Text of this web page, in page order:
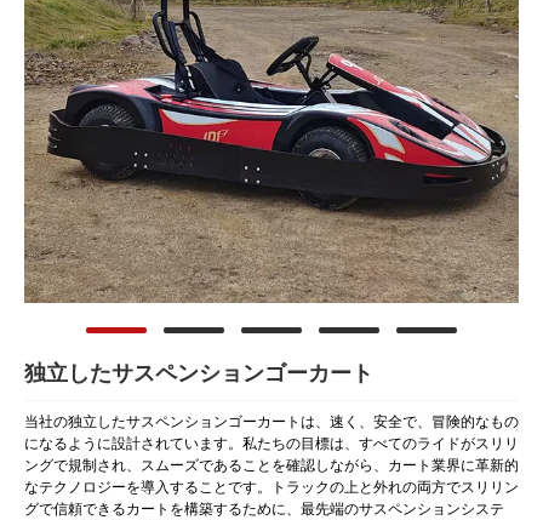
独立したサスペンションゴーカート
当社の独立したサスペンションゴーカートは、速く、安全で、冒険的なもの
になるように設計されています。私たちの目標は、すべてのライドがスリリ
ングで規制され、スムーズであることを確認しながら、カート業界に革新的
なテクノロジーを導入することです。トラックの上と外れの両方でスリリン
グで信頼できるカートを構築するために、最先端のサスペンションシステ